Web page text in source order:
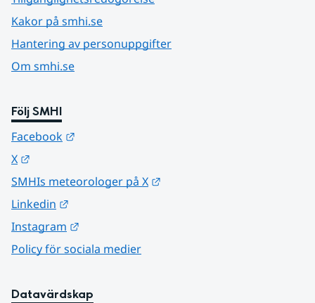
Kakor på smhi.se
Hantering av personuppgifter
Om smhi.se
Följ SMHI
Facebook
X
SMHIs meteorologer på X
Linkedin
Instagram
Policy för sociala medier
Datavärdskap